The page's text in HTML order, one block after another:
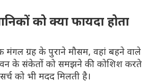
को क्या फायदा होता
मंगल ग्रह के पुराने मौसम, वहां बहने वाले
के संकेतों को समझने की कोशिश करते
को भी मदद मिलती है।